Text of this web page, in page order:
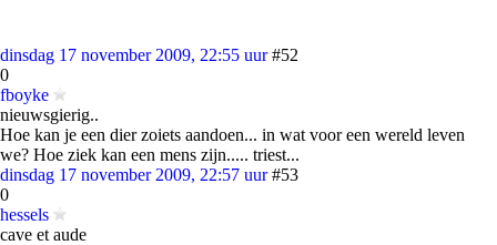
dinsdag 17 november 2009, 22:55 uur #52
0
fboyke
nieuwsgierig..
Hoe kan je een dier zoiets aandoen... in wat voor een wereld leven
we? Hoe ziek kan een mens zijn..... triest...
dinsdag 17 november 2009, 22:57 uur #53
0
hessels
cave et aude